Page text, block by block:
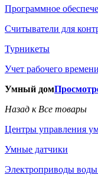
Программное
Считыватели для
Турникеты
Учет рабочего
Умный дом
Назад к Все товары
Центры управления
Умные датчики
Электроприводы воды